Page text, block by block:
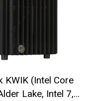
KWIK (Intel Core
Lake, Intel 7,